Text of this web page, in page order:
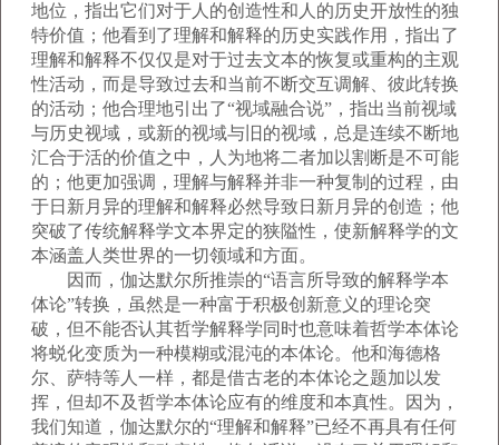
地位，指出它们对于人的创造性和人的历史开放性的独
特价值；他看到了理解和解释的历史实践作用，指出了
理解和解释不仅仅是对于过去文本的恢复或重构的主观
性活动，而是导致过去和当前不断交互调解、彼此转换
的活动；他合理地引出了“视域融合说”，指出当前视域
与历史视域，或新的视域与旧的视域，总是连续不断地
汇合于活的价值之中，人为地将二者加以割断是不可能
的；他更加强调，理解与解释并非一种复制的过程，由
于日新月异的理解和解释必然导致日新月异的创造；他
突破了传统解释学文本界定的狭隘性，使新解释学的文
本涵盖人类世界的一切领域和方面。
因而，伽达默尔所推崇的“语言所导致的解释学本
体论”转换，虽然是一种富于积极创新意义的理论突
破，但不能否认其哲学解释学同时也意味着哲学本体论
将蜕化变质为一种模糊或混沌的本体论。他和海德格
尔、萨特等人一样，都是借古老的本体论之题加以发
挥，但却不及哲学本体论应有的维度和本真性。因为，
我们知道，伽达默尔的“理解和解释”已经不再具有任何